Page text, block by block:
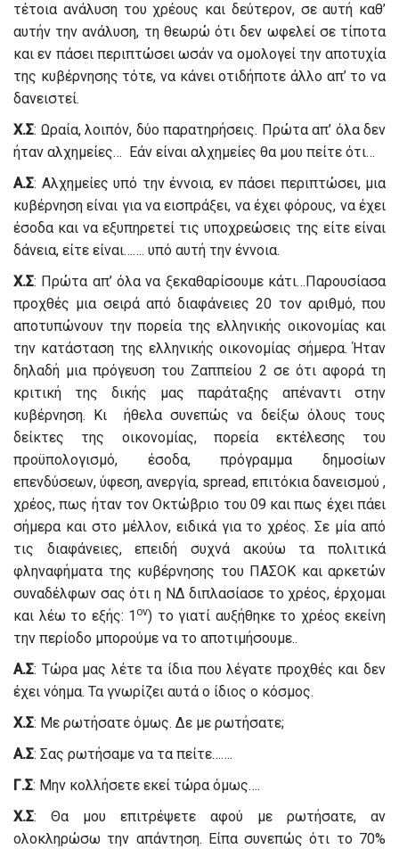
τέτοια ανάλυση του χρέους και δεύτερον, σε αυτή καθ’
αυτήν την ανάλυση, τη θεωρώ ότι δεν ωφελεί σε τίποτα
και εν πάσει περιπτώσει ωσάν να ομολογεί την αποτυχία
της κυβέρνησης τότε, να κάνει οτιδήποτε άλλο απ’ το να
δανειστεί.
Χ.Σ: Ωραία, λοιπόν, δύο παρατηρήσεις. Πρώτα απ’ όλα δεν
ήταν αλχημείες… Εάν είναι αλχημείες θα μου πείτε ότι…
Α.Σ: Αλχημείες υπό την έννοια, εν πάσει περιπτώσει, μια
κυβέρνηση είναι για να εισπράξει, να έχει φόρους, να έχει
έσοδα και να εξυπηρετεί τις υποχρεώσεις της είτε είναι
δάνεια, είτε είναι……. υπό αυτή την έννοια.
Χ.Σ: Πρώτα απ’ όλα να ξεκαθαρίσουμε κάτι…Παρουσίασα
προχθές μια σειρά από διαφάνειες 20 τον αριθμό, που
αποτυπώνουν την πορεία της ελληνικής οικονομίας και
την κατάσταση της ελληνικής οικονομίας σήμερα. Ήταν
δηλαδή μια πρόγευση του Ζαππείου 2 σε ότι αφορά τη
κριτική της δικής μας παράταξης απέναντι στην
κυβέρνηση. Κι ήθελα συνεπώς να δείξω όλους τους
δείκτες της οικονομίας, πορεία εκτέλεσης του
προϋπολογισμό, έσοδα, πρόγραμμα δημοσίων
επενδύσεων, ύφεση, ανεργία, spread, επιτόκια δανεισμού ,
χρέος, πως ήταν τον Οκτώβριο του 09 και πως έχει πάει
σήμερα και στο μέλλον, ειδικά για το χρέος. Σε μία από
τις διαφάνειες, επειδή συχνά ακούω τα πολιτικά
φληναφήματα της κυβέρνησης του ΠΑΣΟΚ και αρκετών
συναδέλφων σας ότι η ΝΔ διπλασίασε το χρέος, έρχομαι
και λέω το εξής: 1 ον) το γιατί αυξήθηκε το χρέος εκείνη
την περίοδο μπορούμε να το αποτιμήσουμε..
Α.Σ: Τώρα μας λέτε τα ίδια που λέγατε προχθές και δεν
έχει νόημα. Τα γνωρίζει αυτά ο ίδιος ο κόσμος.
Χ.Σ: Με ρωτήσατε όμως. Δε με ρωτήσατε;
Α.Σ: Σας ρωτήσαμε να τα πείτε…….
Γ.Σ: Μην κολλήσετε εκεί τώρα όμως….
Χ.Σ: Θα μου επιτρέψετε αφού με ρωτήσατε, αν
ολοκληρώσω την απάντηση. Είπα συνεπώς ότι το 70%